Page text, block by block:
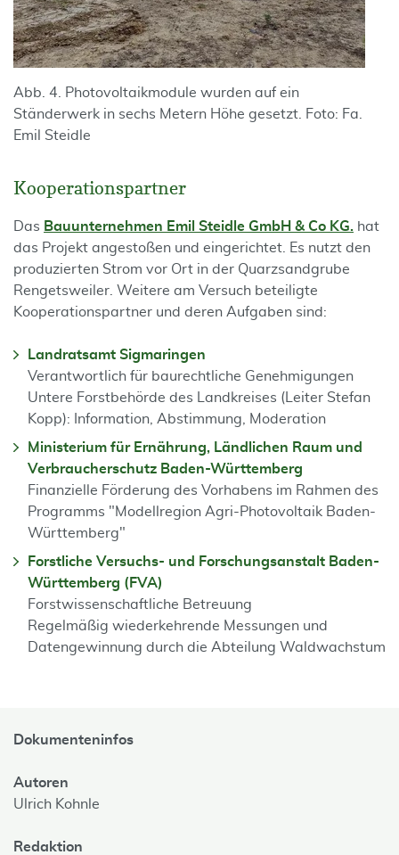
Abb. 4. Photovoltaikmodule wurden auf ein
Ständerwerk in sechs Metern Höhe gesetzt. Foto: Fa.
Emil Steidle
Kooperationspartner
Das Bauunternehmen Emil Steidle GmbH & Co KG. hat
das Projekt angestoßen und eingerichtet. Es nutzt den
produzierten Strom vor Ort in der Quarzsandgrube
Rengetsweiler. Weitere am Versuch beteiligte
Kooperationspartner und deren Aufgaben sind:
Landratsamt Sigmaringen
Verantwortlich für baurechtliche Genehmigungen
Untere Forstbehörde des Landkreises (Leiter Stefan
Kopp): Information, Abstimmung, Moderation
Ministerium für Ernährung, Ländlichen Raum und
Verbraucherschutz Baden-Württemberg
Finanzielle Förderung des Vorhabens im Rahmen des
Programms "Modellregion Agri-Photovoltaik Baden-
Württemberg"
Forstliche Versuchs- und Forschungsanstalt Baden-
Württemberg (FVA)
Forstwissenschaftliche Betreuung
Regelmäßig wiederkehrende Messungen und
Datengewinnung durch die Abteilung Waldwachstum
Dokumenteninfos
Autoren
Ulrich Kohnle
Redaktion